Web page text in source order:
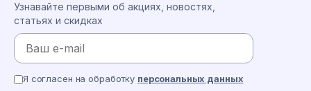
Узнавайте первыми об акциях, новостях,
статьях и скидках
Я согласен на обработку персональных данных